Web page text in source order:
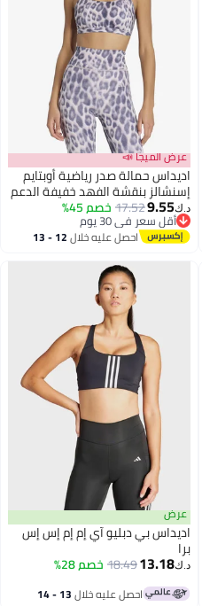
عرض الميجا 📣
اديداس حمالة صدر رياضية أوبتايم
إسنشالز بنقشة الفهد خفيفة الدعم
د.ك‏9.55
17.52خصم 45%
أقل سعر في 30 يوم
أقل سعر في 30 يوماحصل عليه خلال 12 - 13
عرض
اديداس بي دبليو آي إم إم إس إس
برا
د.ك‏13.18
18.49خصم 28%
احصل عليه خلال 13 - 14